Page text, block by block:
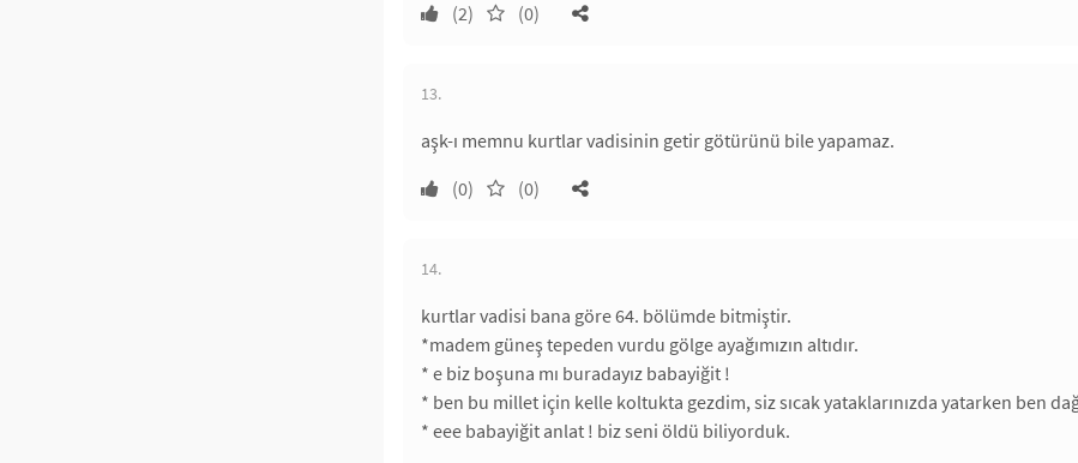
(2)
(0)
13.
aşk-ı memnu kurtlar vadisinin getir götürünü bile yapamaz.
(0)
(0)
14.
kurtlar vadisi bana göre 64. bölümde bitmiştir.
*madem güneş tepeden vurdu gölge ayağımızın altıdır.
* e biz boşuna mı buradayız babayiğit !
* ben bu millet için kelle koltukta gezdim, siz sıcak yataklarınızda yatarken ben
* eee babayiğit anlat ! biz seni öldü biliyorduk.